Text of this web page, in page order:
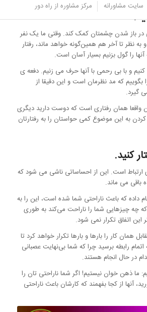
سایت مشاورانه مرکز مشاوره از راه دور
او دارید، از فرد مقابل این را
در باز شدن چشمتان کمک کند. وقتی ما یک نفر
نظر تا آخر هم همین‌گونه خواهد ماند، رفتار
آنها را گول بزنیم بسیار آسان است.
کنیم و با بی رحمی با آنها حرف می زنیم. دفعه ی
بگوییم که مد نظرمان است و این دقیقا از
گیرد.
واقعا همان رفتاری است که دوست دارید دیگری
به این موضوع کمی حواستان را به رفتارتان
ی ارتباط است. این از احساساتی ناشی می شود که
می ماند.
داده که باعث ناراحتی شما شده است، این را به
چه چیزهایی شما را ناراحت می‌کند به طوری
اتفاق تکرار نمی شود.
همان کار را بارها و بارها تکرار خواهد کرد تا
رابطه برسید چرا که شما بی‌نهایت عصبانی
در حال انجام هستند.
ما ذهن خوان نیستیم! اگر شما ناراحتی تان را
آنها از کجا بفهمند که کارشان باعث ناراحتی